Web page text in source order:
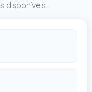
disponíveis.